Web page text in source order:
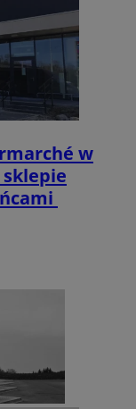
w
sklepie